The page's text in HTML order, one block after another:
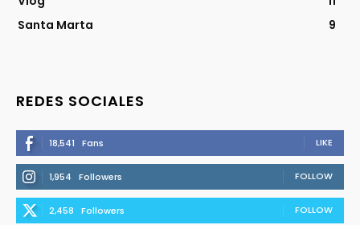
Santa Marta
9
REDES SOCIALES
18,541 Fans LIKE
1,954 Followers FOLLOW
2,458 Followers FOLLOW